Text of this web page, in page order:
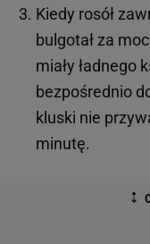
Kiedy rosół
bulgotał za
miały ładnego
bezpośrednio
kluski nie
minutę.